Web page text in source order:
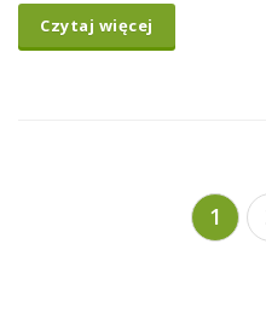
Czytaj więcej
1